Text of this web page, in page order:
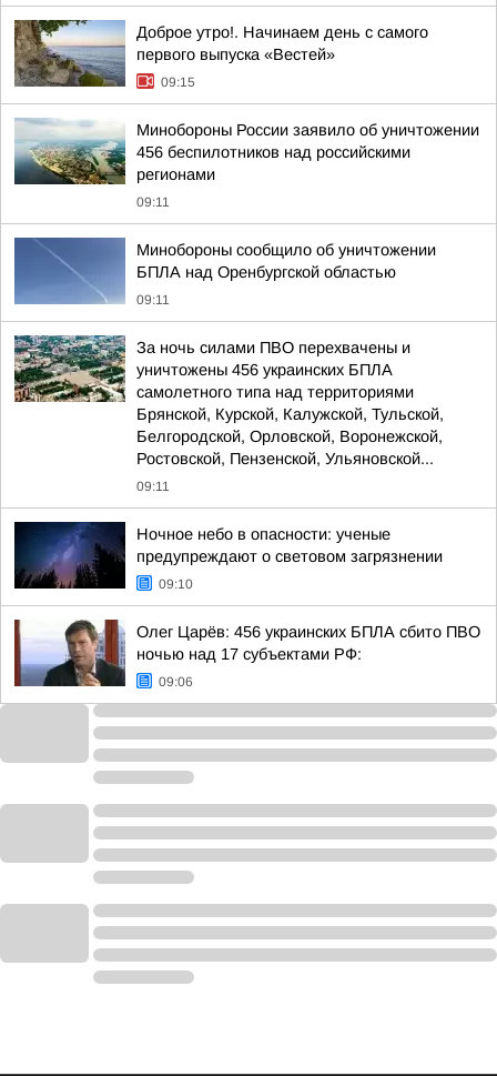
Доброе утро!. Начинаем день с самого
первого выпуска «Вестей»
09:15
Минобороны России заявило об уничтожении
456 беспилотников над российскими
регионами
09:11
Минобороны сообщило об уничтожении
БПЛА над Оренбургской областью
09:11
За ночь силами ПВО перехвачены и
уничтожены 456 украинских БПЛА
самолетного типа над территориями
Брянской, Курской, Калужской, Тульской,
Белгородской, Орловской, Воронежской,
Ростовской, Пензенской, Ульяновской...
09:11
Ночное небо в опасности: ученые
предупреждают о световом загрязнении
09:10
Олег Царёв: 456 украинских БПЛА сбито ПВО
ночью над 17 субъектами РФ:
09:06